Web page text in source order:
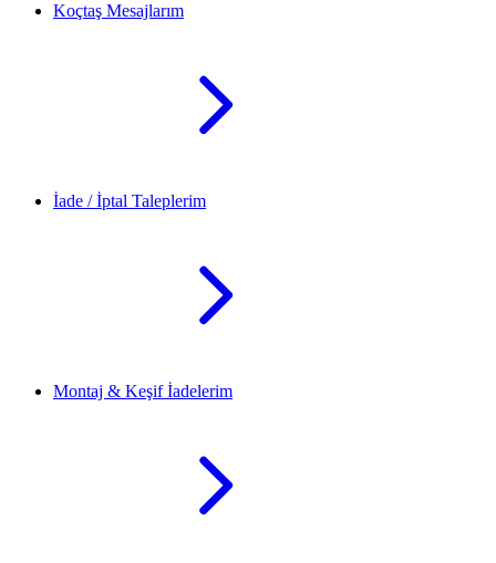
Koçtaş Mesajlarım
İade / İptal Taleplerim
Montaj & Keşif İadelerim